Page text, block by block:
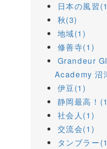
日本の風習
秋(3)
地域(1)
修善寺(1)
Grandeur
Academy 沼
伊豆(1)
静岡最高！
社会人(1)
交流会(1)
タンブラー